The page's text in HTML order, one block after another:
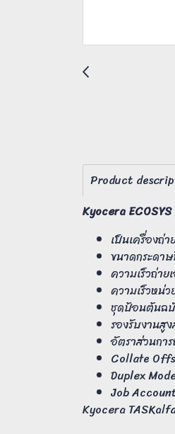
Product
Kyocera
เป็นเครื่องถ่
ขนาดกระดา
ความเร็วถ่า
ความเร็วหน่
ชุดป้อนต้นฉ
รองรับงานสู
อัตราส่วนกา
Collate
Duplex
Job
Kyocera